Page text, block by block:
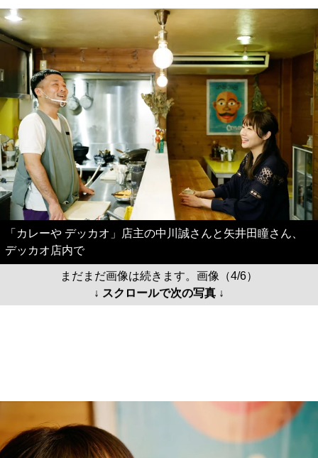
「カレーや デッカオ」店主の中川誠さんと矢井田瞳さん、
デッカオ店内で
まだまだ画像は続きます。画像（4/6）
↓ スクロールで次の写真 ↓